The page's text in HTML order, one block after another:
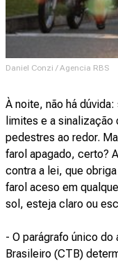
Daniel Conzi / Agencia RBS
À noite, não há
limites e a
pedestres ao redor.
farol apagado, certo?
contra a lei, que
farol aceso em
sol, esteja claro ou
- O parágrafo único
Brasileiro (CTB)